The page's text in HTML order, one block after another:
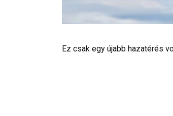
Ez csak egy újabb hazatérés